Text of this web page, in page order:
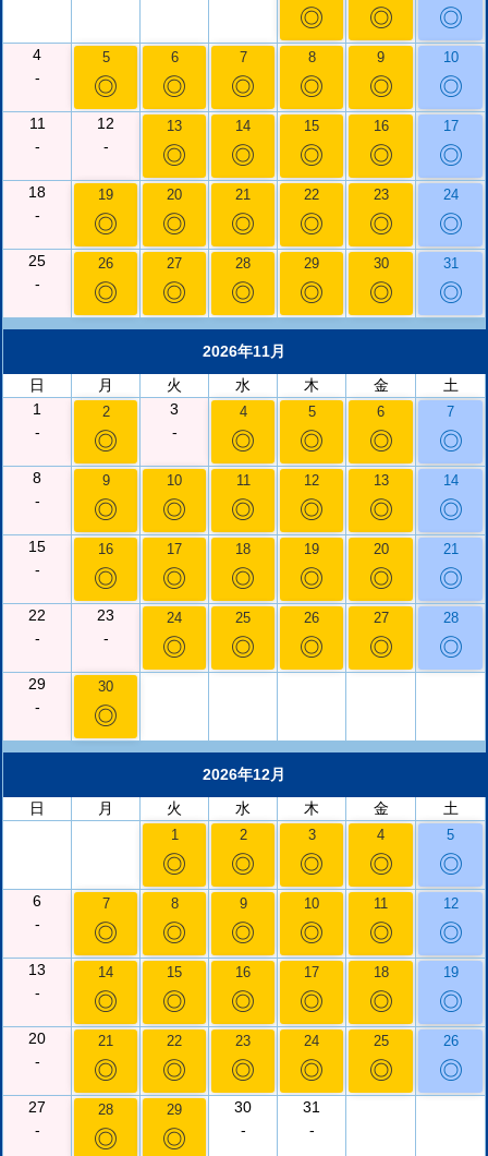
◎ ◎ ◎
4
-
5
◎
6
◎
7
◎
8
◎
9
◎
10
◎
11
-
12
-
13
◎
14
◎
15
◎
16
◎
17
◎
18
-
19
◎
20
◎
21
◎
22
◎
23
◎
24
◎
25
-
26
◎
27
◎
28
◎
29
◎
30
◎
31
◎
2026年11月
日
月 火 水 木 金
土
1
-
2
◎
3
-
4
◎
5
◎
6
◎
7
◎
8
-
9
◎
10
◎
11
◎
12
◎
13
◎
14
◎
15
-
16
◎
17
◎
18
◎
19
◎
20
◎
21
◎
22
-
23
-
24
◎
25
◎
26
◎
27
◎
28
◎
29
-
30
◎
2026年12月
日
月 火 水 木 金 土
1
◎
2
◎
3
◎
4
◎
5
◎
6
-
7
◎
8
◎
9
◎
10
◎
11
◎
12
◎
13
-
14
◎
15
◎
16
◎
17
◎
18
◎
19
◎
20
-
21
◎
22
◎
23
◎
24
◎
25
◎
26
◎
27
-
28
◎
29
◎
30
-
31
-